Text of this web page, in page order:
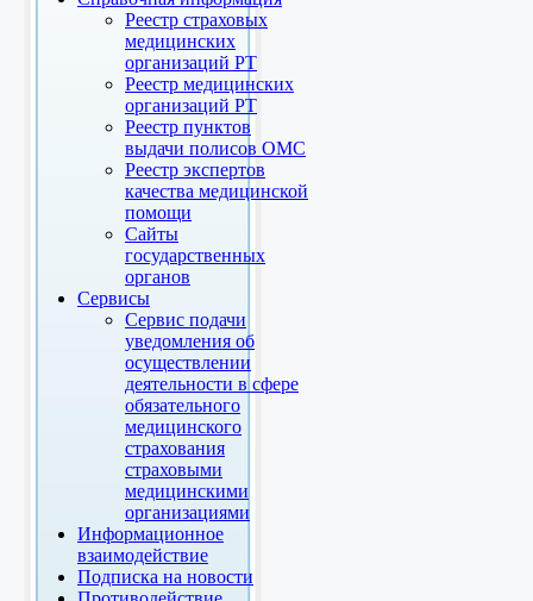
Реестр страховых
медицинских
организаций РТ
Реестр медицинских
организаций РТ
Реестр пунктов
выдачи полисов ОМС
Реестр экспертов
качества медицинской
помощи
Сайты
государственных
органов
Сервисы
Сервис подачи
уведомления об
осуществлении
деятельности в сфере
обязательного
медицинского
страхования
страховыми
медицинскими
организациями
Информационное
взаимодействие
Подписка на новости